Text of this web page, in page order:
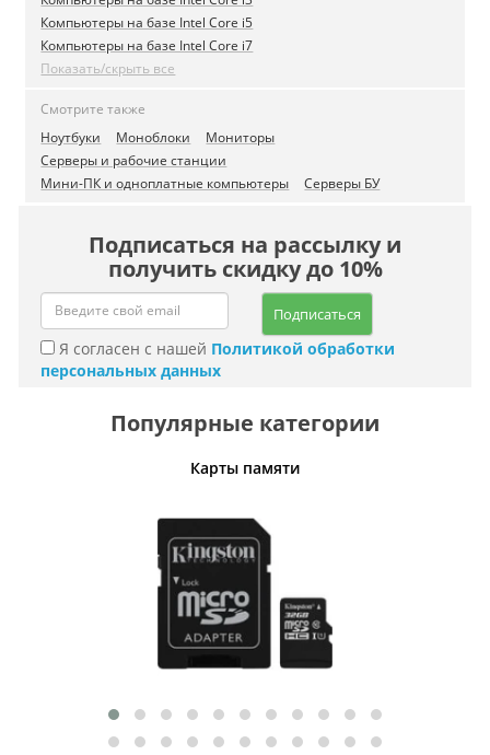
Компьютеры на базе Intel Core i5
Компьютеры на базе Intel Core i7
Показать/скрыть все
Смотрите также
Ноутбуки
Моноблоки
Мониторы
Серверы и рабочие станции
Мини-ПК и одноплатные компьютеры
Серверы БУ
Подписаться на рассылку и
получить скидку до 10%
Подписаться
Я согласен с нашей Политикой обработки
персональных данных
Популярные категории
Карты памяти